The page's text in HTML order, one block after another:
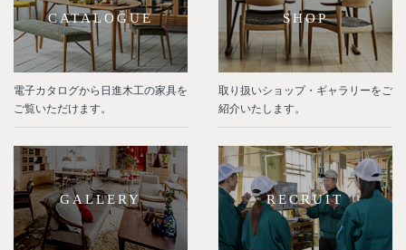
CATALOGUE
電子カタログから日進木工の家具を
ご覧いただけます。
SHOP
取り扱いショップ・ギャラリーをご
紹介いたします。
GALLERY RECRUIT